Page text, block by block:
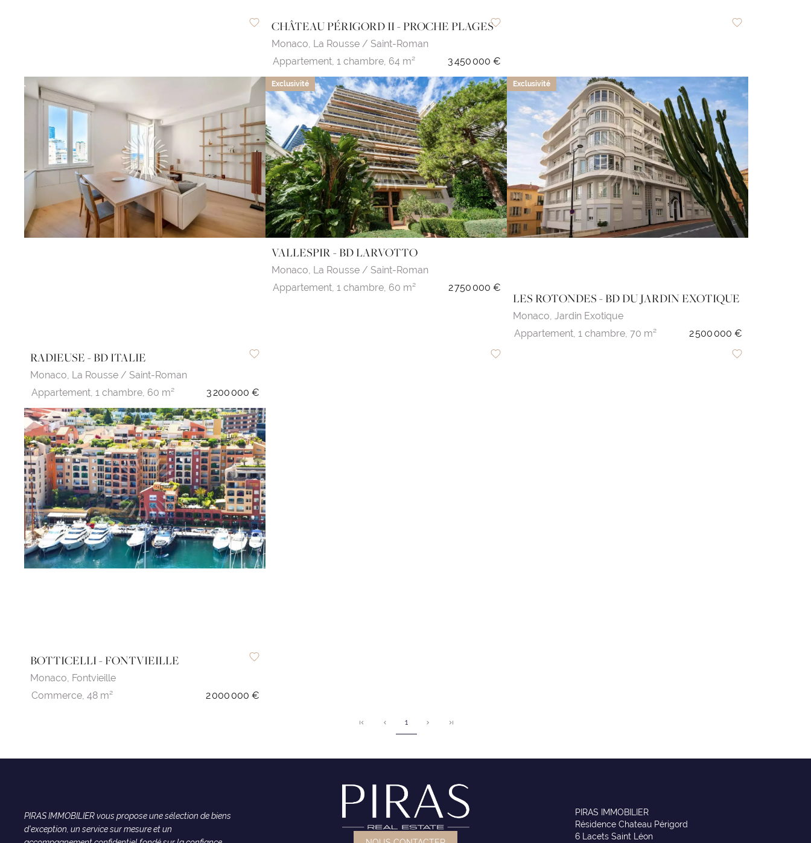
CHÂTEAU PÉRIGORD II - PROCHE PLAGES
Monaco, La Rousse / Saint-Roman
Appartement, 1 chambre, 64 m² 3 450 000 €
RADIEUSE - BD ITALIE
Monaco, La Rousse / Saint-Roman
Appartement, 1 chambre, 60 m² 3 200 000 €
Exclusivité
VALLESPIR - BD LARVOTTO
Monaco, La Rousse / Saint-Roman
Appartement, 1 chambre, 60 m² 2 750 000 €
Exclusivité
LES ROTONDES - BD DU JARDIN EXOTIQUE
Monaco, Jardin Exotique
Appartement, 1 chambre, 70 m² 2 500 000 €
BOTTICELLI - FONTVIEILLE
Monaco, Fontvieille
Commerce, 48 m² 2 000 000 €
1
PIRAS IMMOBILIER vous propose une sélection de biens
d'exception, un service sur mesure et un
PIRAS IMMOBILIER
Résidence Chateau Périgord
6 Lacets Saint Léon